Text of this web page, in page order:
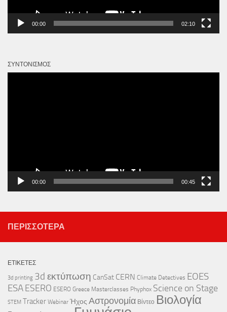
00:00 02:10
ΣΥΝΤΟΝΙΣΜΌΣ
00:00 00:45
ΠΕΡΙΣΣΌΤΕΡΑ
ΕΤΙΚΈΤΕΣ
3d printing 3d εκτύπωση CanSat CERN Climate Detectives EOES
ESAESERO ESERO Greece Masterclasses Phyphox Science on Stage
STEM Tracker Webinar Ήχος Αστρονομία Βίντεο Βιολογία